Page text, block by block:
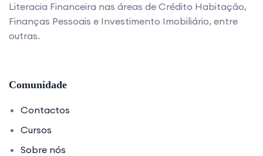
Literacia Financeira nas áreas de Crédito Habitação,
Finanças Pessoais e Investimento Imobiliário, entre
outras.
Comunidade
Contactos
Cursos
Sobre nós